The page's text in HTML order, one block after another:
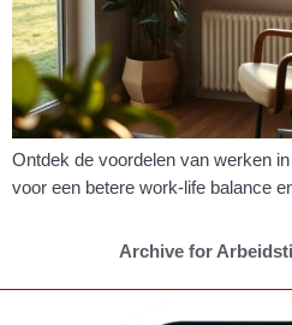
Ontdek de voordelen van werken
voor een betere work-life balance
Archive for